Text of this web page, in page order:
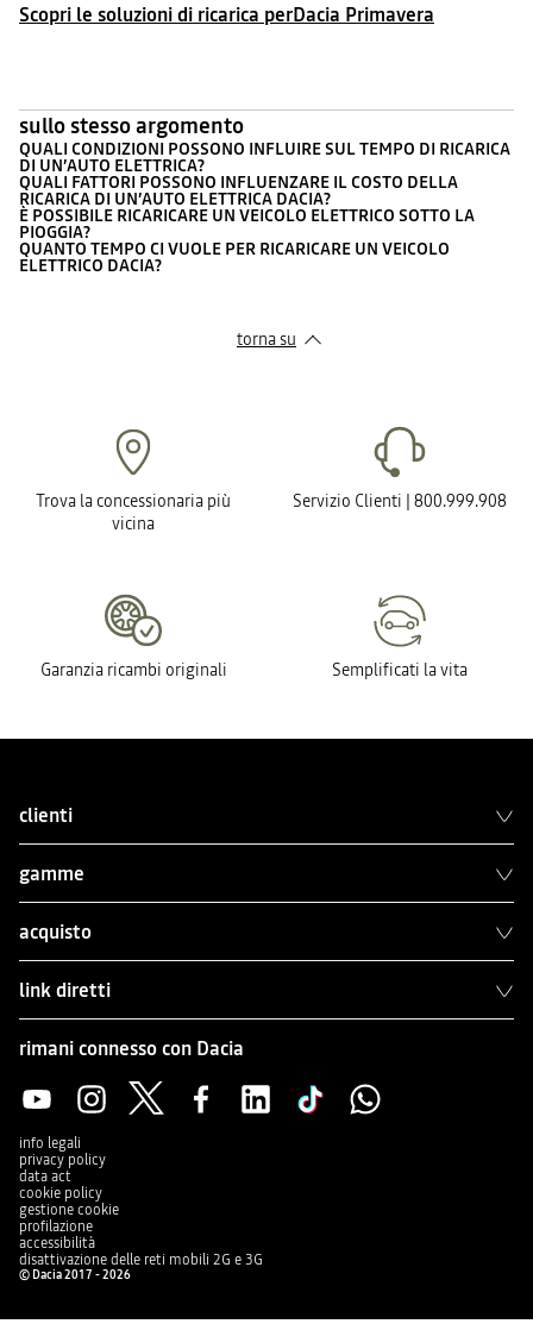
Scopri le soluzioni di ricarica perDacia Primavera
sullo stesso argomento
QUALI CONDIZIONI POSSONO INFLUIRE SUL TEMPO DI RICARICA
DI UN’AUTO ELETTRICA?
QUALI FATTORI POSSONO INFLUENZARE IL COSTO DELLA
RICARICA DI UN’AUTO ELETTRICA DACIA?
È POSSIBILE RICARICARE UN VEICOLO ELETTRICO SOTTO LA
PIOGGIA?
QUANTO TEMPO CI VUOLE PER RICARICARE UN VEICOLO
ELETTRICO DACIA?
torna su
Trova la concessionaria più
vicina
Servizio Clienti | 800.999.908
Garanzia ricambi originali Semplificati la vita
clienti
gamme
acquisto
link diretti
rimani connesso con Dacia
info legali
privacy policy
data act
cookie policy
gestione cookie
profilazione
accessibilità
disattivazione delle reti mobili 2G e 3G
© Dacia 2017 - 2026